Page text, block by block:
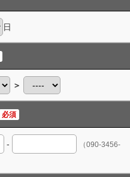
日
＞
必須
-
（090-3456-